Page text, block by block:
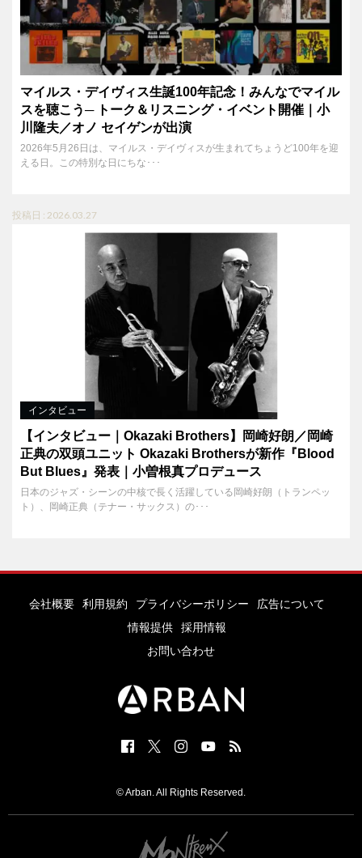
マイルス・デイヴィス生誕100年記念！みんなでマイル
スを聴こう─ トーク＆リスニング・イベント開催｜小
川隆夫／オノ セイゲンが出演
2026年5月26日は、マイルス・デイヴィスが生まれてちょうど100年を迎
える日。この特別な日にちな･･･
投稿日 : 2026.03.27
インタビュー
【インタビュー｜Okazaki Brothers】岡崎好朗／岡崎
正典の双頭ユニット Okazaki Brothersが新作『Blood
But Blues』発表｜小曽根真プロデュース
日本のジャズ・シーンの中核で長く活躍している岡崎好朗（トランペッ
ト）、岡崎正典（テナー・サックス）の･･･
会社概要 利用規約 プライバシーポリシー
広告について
情報提供
採用情報
お問い合わせ
© Arban. All Rights Reserved.